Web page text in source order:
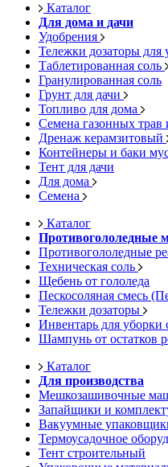
Каталог
Для дома и дачи
Удобрения
Тележки дозаторы для
Таблетированная соль
Гранулированная соль
Грунт для дачи
Топливо для дома
Семена газонных трав
Дренаж керамзитовый
Контейнеры и баки
Тент для дачи
Для дома
Семена
Каталог
Противогололедные
Противогололедные
Техническая соль
Щебень от гололеда
Пескосоляная смесь
Тележки дозаторы
Инвентарь для уборки
Шампунь от остатков
Каталог
Для производства
Мешкозашивочные
Запайщики и
Вакуумные
Термоусадочное
Тент строительный